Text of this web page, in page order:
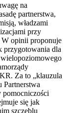
na
partnerstwa,
władzami
przy
opinii proponuje
przygotowania dla
Za to „klauzula
Partnerstwa
pomocniczości
się jak
szczeblu